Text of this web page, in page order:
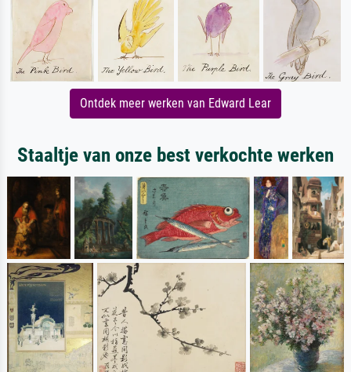
Ontdek meer werken van Edward Lear
Staaltje van onze best verkochte werken